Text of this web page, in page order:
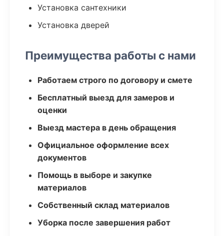
Установка сантехники
Установка дверей
Преимущества работы с нами
Работаем строго по договору и смете
Бесплатный выезд для замеров и
оценки
Выезд мастера в день обращения
Официальное оформление всех
документов
Помощь в выборе и закупке
материалов
Собственный склад материалов
Уборка после завершения работ